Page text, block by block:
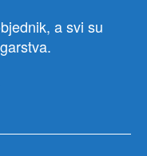
a svi su